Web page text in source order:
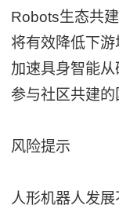
Robots生态共
将有效降低下游
加速具身智能从
参与社区共建的
风险提示
人形机器人发